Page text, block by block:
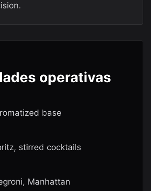
operativas
base
stirred cocktails
Manhattan